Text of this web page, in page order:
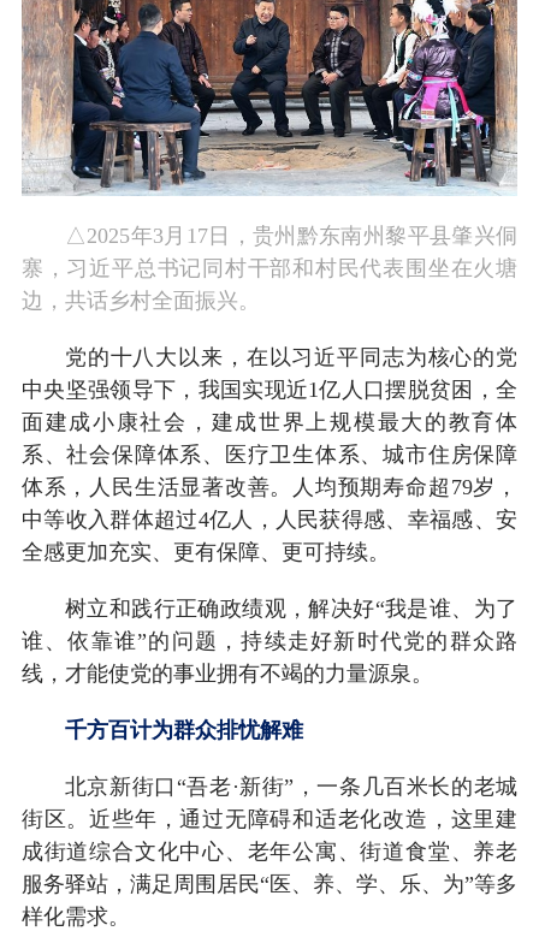
△2025年3月17日，贵州黔东南州黎平县肇兴侗
寨，习近平总书记同村干部和村民代表围坐在火塘
边，共话乡村全面振兴。
党的十八大以来，在以习近平同志为核心的党
中央坚强领导下，我国实现近1亿人口摆脱贫困，全
面建成小康社会，建成世界上规模最大的教育体
系、社会保障体系、医疗卫生体系、城市住房保障
体系，人民生活显著改善。人均预期寿命超79岁，
中等收入群体超过4亿人，人民获得感、幸福感、安
全感更加充实、更有保障、更可持续。
树立和践行正确政绩观，解决好“我是谁、为了
谁、依靠谁”的问题，持续走好新时代党的群众路
线，才能使党的事业拥有不竭的力量源泉。
千方百计为群众排忧解难
北京新街口“吾老·新街”，一条几百米长的老城
街区。近些年，通过无障碍和适老化改造，这里建
成街道综合文化中心、老年公寓、街道食堂、养老
服务驿站，满足周围居民“医、养、学、乐、为”等多
样化需求。